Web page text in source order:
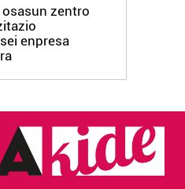
zentro
enpresa